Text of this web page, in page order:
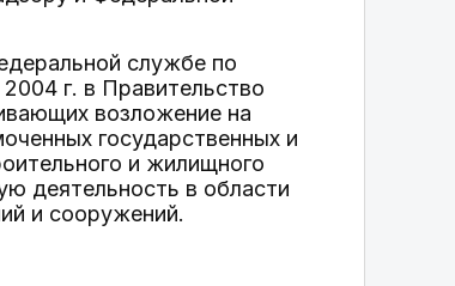
службе по
г. в Правительство
возложение на
государственных и
и жилищного
деятельность в области
и сооружений.